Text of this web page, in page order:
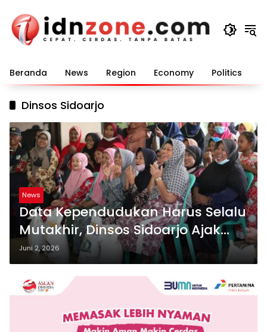
konten
Beranda News Region Economy Politics
Dinsos Sidoarjo
News
Data Kependudukan Harus Selalu
Mutakhir, Dinsos Sidoarjo Ajak
Warga Berpartisipasi
Juni 2, 2026